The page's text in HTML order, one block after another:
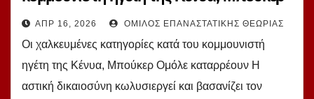
Ομόλε καταρρέουν.
ΑΠΡ 16, 2026 ΌΜΙΛΟΣ ΕΠΑΝΑΣΤΑΤΙΚΉΣ ΘΕΩΡΊΑΣ
Οι χαλκευμένες κατηγορίες κατά του κομμουνιστή
ηγέτη της Κένυα, Μπούκερ Ομόλε καταρρέουν Η
αστική δικαιοσύνη κωλυσιεργεί και βασανίζει τον